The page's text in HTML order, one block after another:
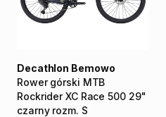
Rower górski MTB
Rockrider XC Race 500 29"
czarny rozm. S
Decathlon Bemowo